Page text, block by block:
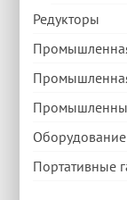
Редукторы
Портативные